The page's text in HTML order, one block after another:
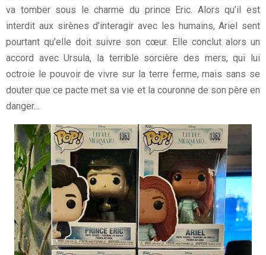
va tomber sous le charme du prince Eric. Alors qu’il est
interdit aux sirènes d’interagir avec les humains, Ariel sent
pourtant qu’elle doit suivre son cœur. Elle conclut alors un
accord avec Ursula, la terrible sorcière des mers, qui lui
octroie le pouvoir de vivre sur la terre ferme, mais sans se
douter que ce pacte met sa vie et la couronne de son père en
danger…